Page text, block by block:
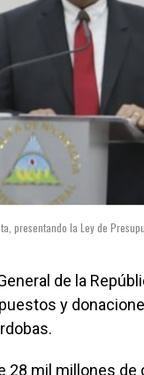
la Ley de
de la
y
28 mil millones